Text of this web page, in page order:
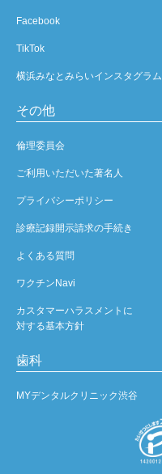
Facebook
TikTok
横浜みなとみらいインスタグラム
その他
倫理委員会
ご利用いただいた著名人
プライバシーポリシー
診療記録開示請求の手続き
よくある質問
ワクチンNavi
カスタマーハラスメントに
対する基本方針
歯科
MYデンタルクリニック渋谷